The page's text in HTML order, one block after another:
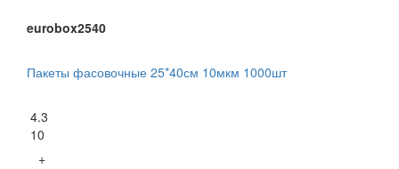
eurobox2540
Пакеты фасовочные 25*40см 10мкм 1000шт
4.3
10
+